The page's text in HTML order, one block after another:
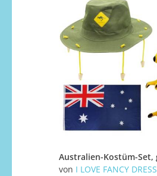
von I LOVE FANCY DRESS